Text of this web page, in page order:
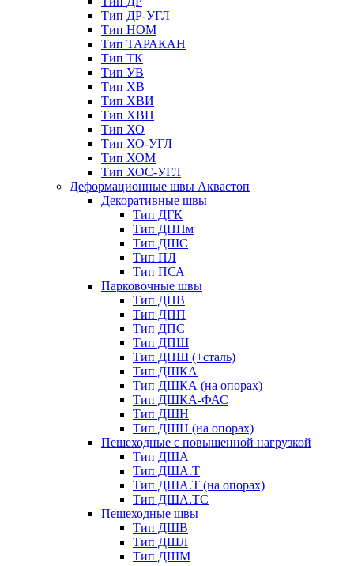
Тип ДР-УГЛ
Тип НОМ
Тип ТАРАКАН
Тип ТК
Тип УВ
Тип ХВ
Тип ХВИ
Тип ХВН
Тип ХО
Тип ХО-УГЛ
Тип ХОМ
Тип ХОС-УГЛ
Деформационные швы Аквастоп
Декоративные швы
Тип ДГК
Тип ДППм
Тип ДШС
Тип ПЛ
Тип ПСА
Парковочные швы
Тип ДПВ
Тип ДПП
Тип ДПС
Тип ДПШ
Тип ДПШ (+сталь)
Тип ДШКА
Тип ДШКА (на опорах)
Тип ДШКА-ФАС
Тип ДШН
Тип ДШН (на опорах)
Пешеходные с повышенной нагрузкой
Тип ДША
Тип ДША.Т
Тип ДША.Т (на опорах)
Тип ДША.ТС
Пешеходные швы
Тип ДШВ
Тип ДШЛ
Тип ДШМ